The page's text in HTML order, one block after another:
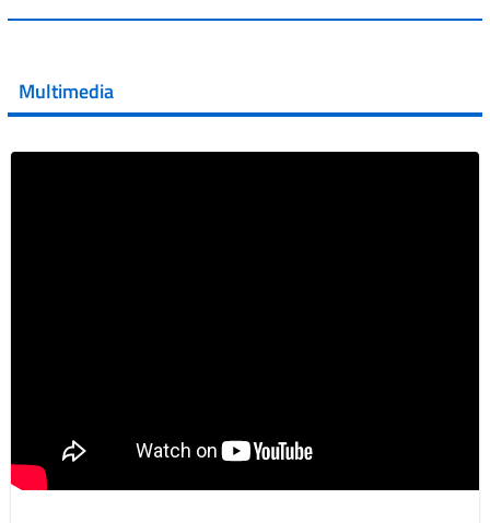
Vai al post →
Multimedia